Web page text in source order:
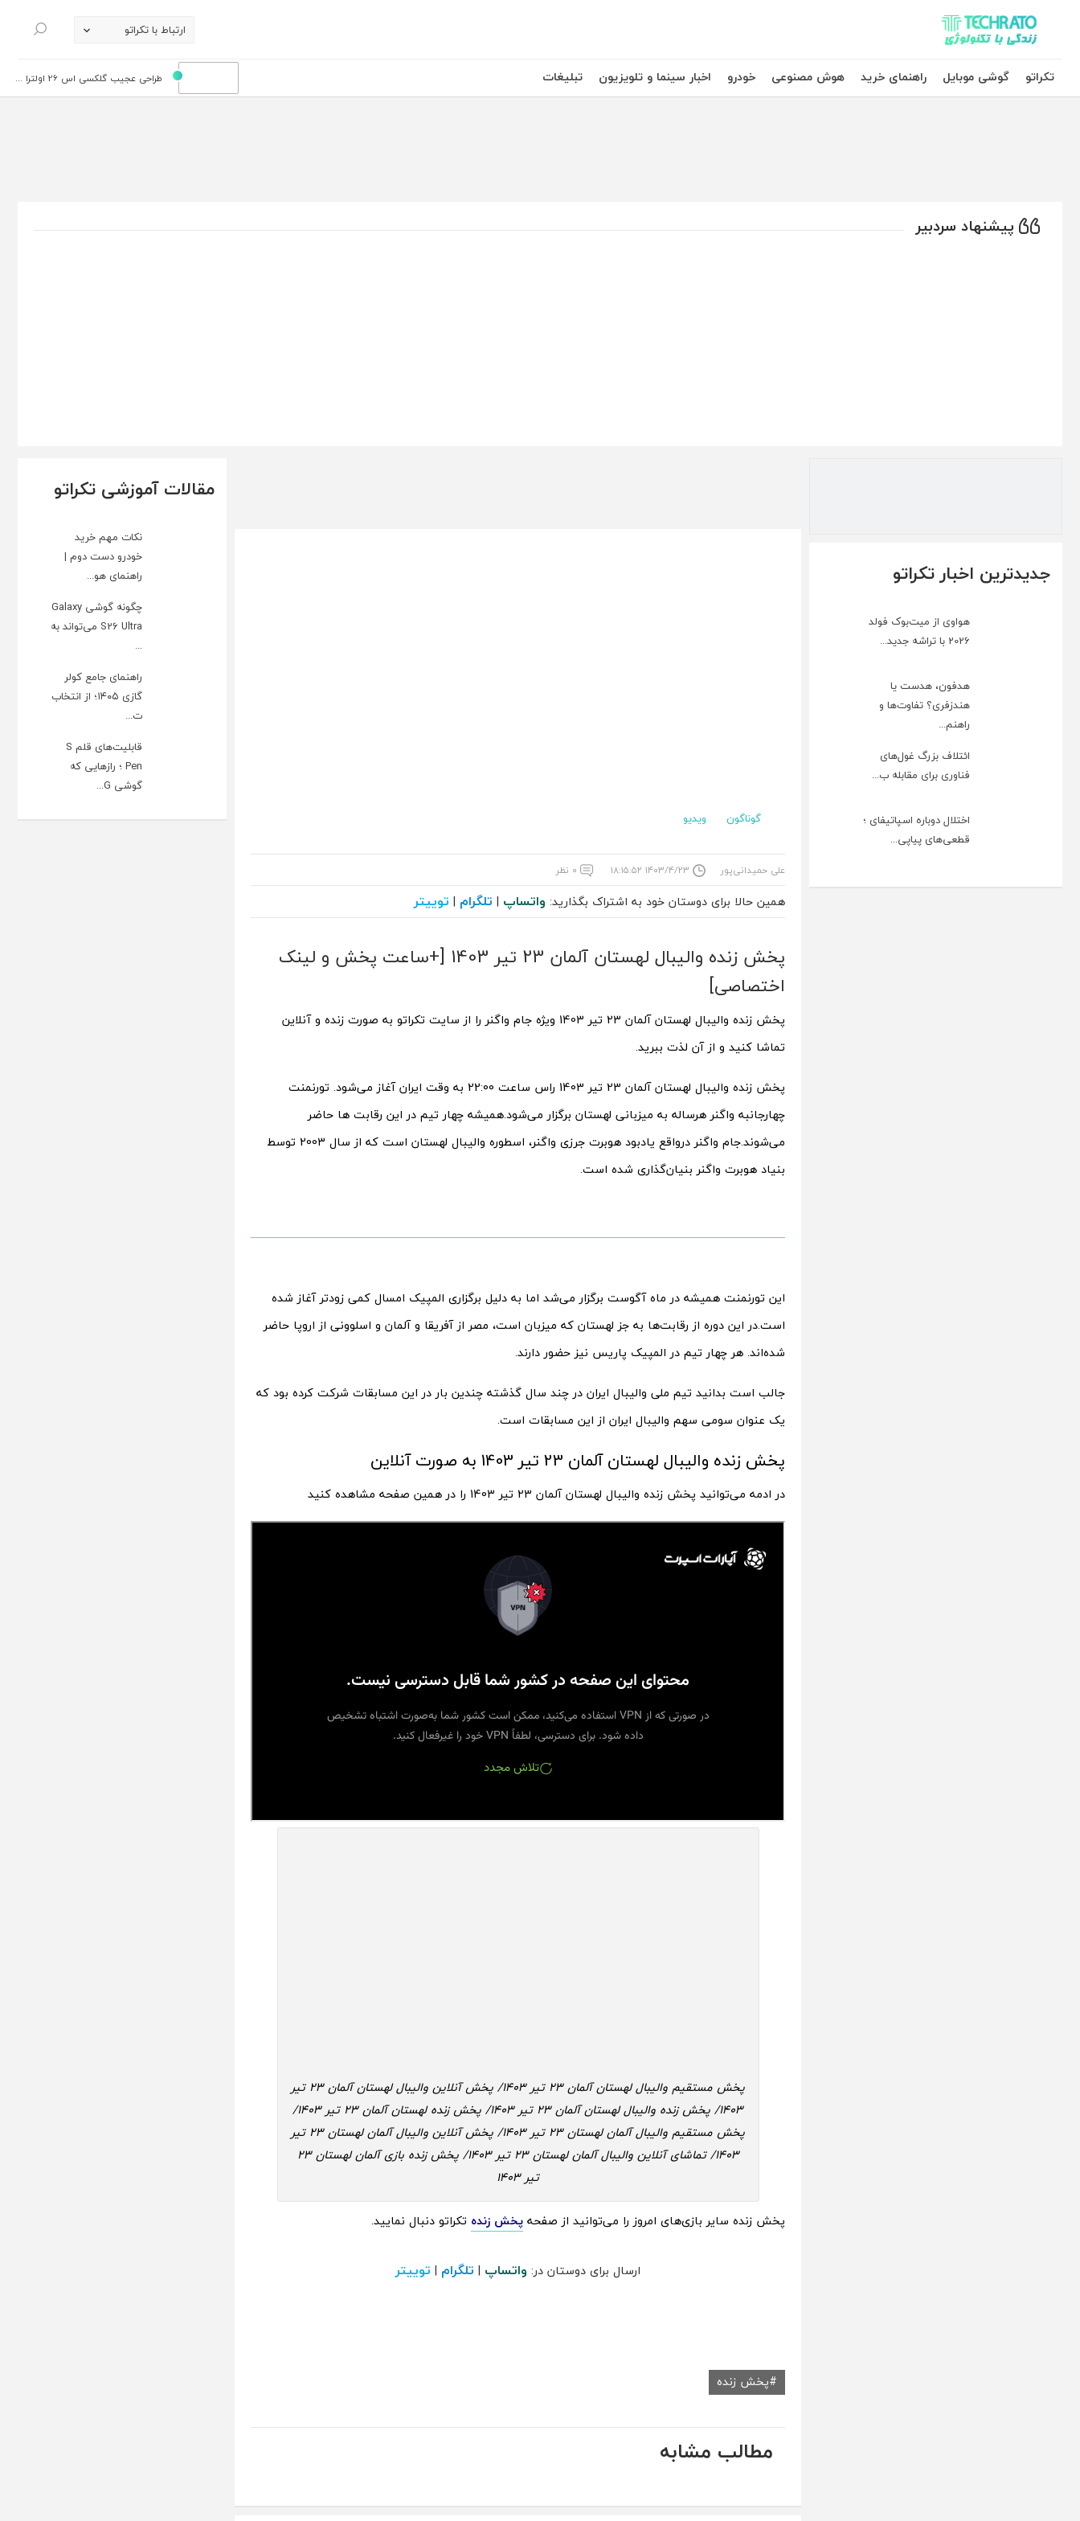
تکراتو – زندگی با تکنولوژی ارتباط با تکراتو
جستجو
تکراتو
گوشی موبایل راهنمای خرید هوش مصنوعی خودرو اخبار سینما و تلویزیون تبلیغات طراحی عجیب گلکسی اس 26 اولترا ...
پیشنهاد سردبیر
جدیدترین اخبار تکراتو
هواوی از میت‌بوک فولد
2026 با تراشه جدید...
هدفون، هدست یا
هندزفری؟ تفاوت‌ها و
راهنم...
ائتلاف بزرگ غول‌های
فناوری برای مقابله ب...
اختلال دوباره اسپاتیفای ؛
قطعی‌های پیاپی...
گوناگون ویدیو
علی حمیدانی‌پور ۱۴۰۳/۴/۲۳ ۱۸:۱۵:۵۲ ۰ نظر
همین حالا برای دوستان خود به اشتراک بگذارید: واتساپ | تلگرام | توییتر
پخش زنده والیبال لهستان آلمان 23 تیر 1403 [+ساعت پخش و لینک
اختصاصی]
پخش زنده والیبال لهستان آلمان 23 تیر 1403 ویژه جام واگنر را از سایت تکراتو به صورت زنده و آنلاین
تماشا کنید و از آن لذت ببرید.
پخش زنده والیبال لهستان آلمان 23 تیر 1403 راس ساعت 22:00 به وقت ایران آغاز می‌شود. تورنمنت
چهارجانبه واگنر هرساله به میزبانی لهستان برگزار می‌شود.همیشه چهار تیم در این رقابت ها حاضر
می‌شوند.جام واگنر درواقع یادبود هوبرت جرزی واگنر، اسطوره والیبال لهستان است که از سال 2003 توسط
بنیاد هوبرت واگنر بنیان‌گذاری شده است.
این تورنمنت همیشه در ماه آگوست برگزار می‌شد اما به دلیل برگزاری المپیک امسال کمی زودتر آغاز شده
است.در این دوره از رقابت‌ها به جز لهستان که میزبان است، مصر از آفریقا و آلمان و اسلوونی از اروپا حاضر
شده‌اند. هر چهار تیم در المپیک پاریس نیز حضور دارند.
جالب است بدانید تیم ملی والیبال ایران در چند سال گذشته چندین بار در این مسابقات شرکت کرده بود که
یک عنوان سومی سهم والیبال ایران از این مسابقات است.
پخش زنده والیبال لهستان آلمان 23 تیر 1403 به صورت آنلاین
در ادمه می‌توانید پخش زنده والیبال لهستان آلمان 23 تیر 1403 را در همین صفحه مشاهده کنید
پخش مستقیم والیبال لهستان آلمان 23 تیر 1403/ پخش آنلاین والیبال لهستان آلمان 23 تیر
1403/ پخش زنده والیبال لهستان آلمان 23 تیر 1403/ پخش زنده لهستان آلمان 23 تیر 1403/
پخش مستقیم والیبال آلمان لهستان 23 تیر 1403/ پخش آنلاین والیبال آلمان لهستان 23 تیر
1403/ تماشای آنلاین والیبال آلمان لهستان 23 تیر 1403/ پخش زنده بازی آلمان لهستان 23
تیر 1403
پخش زنده سایر بازی‌های امروز را می‌توانید از صفحه پخش زنده تکراتو دنبال نمایید.
ارسال برای دوستان در: واتساپ | تلگرام | توییتر
پخش زنده
مطالب مشابه
مقالات آموزشی تکراتو
نکات مهم خرید
خودرو دست دوم |
راهنمای هو...
چگونه گوشی Galaxy
S26 Ultra می‌تواند به
...
راهنمای جامع کولر
گازی ۱۴۰۵؛ از انتخاب
ت...
قابلیت‌های قلم S
Pen ؛ رازهایی که
گوشی G...